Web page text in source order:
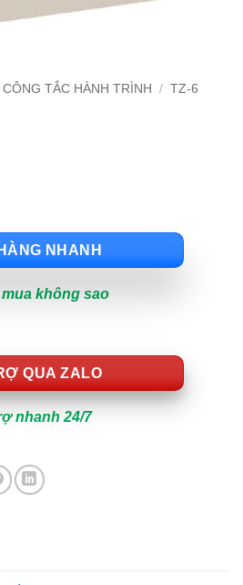
CÔNG TẮC HÀNH TRÌNH / TZ-6
NHANH
không sao
QUA ZALO
nhanh 24/7